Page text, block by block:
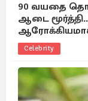
90 வயதை
ஆடை மூர்த்தி..
ஆரோக்கியமாக
அந்த ரகசியம்
Celebrity